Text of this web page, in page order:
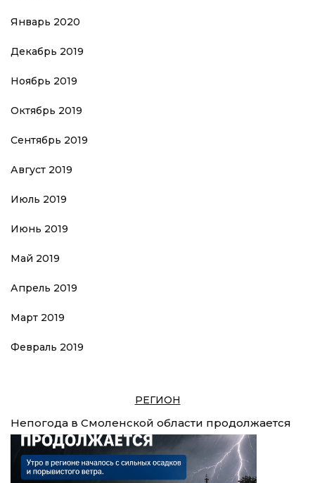
Январь 2020
Декабрь 2019
Ноябрь 2019
Октябрь 2019
Сентябрь 2019
Август 2019
Июль 2019
Июнь 2019
Май 2019
Апрель 2019
Март 2019
Февраль 2019
РЕГИОН
Непогода в Смоленской области продолжается